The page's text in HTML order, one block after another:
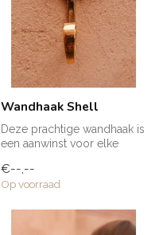
Wandhaak Shell
Deze prachtige wandhaak is
een aanwinst voor elke
handd...
€--,--
Op voorraad